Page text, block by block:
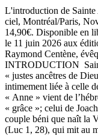
L'introduction de Sainte
ciel, Montréal/Paris,
14,90€. Disponible en
le 11 juin 2026 aux
Raymond Centène,
INTRODUCTION
« justes ancêtres de
intimement liée à celle
« Anne » vient de
« grâce »; celui de
couple béni que naît la
(Luc 1, 28), qui mit au